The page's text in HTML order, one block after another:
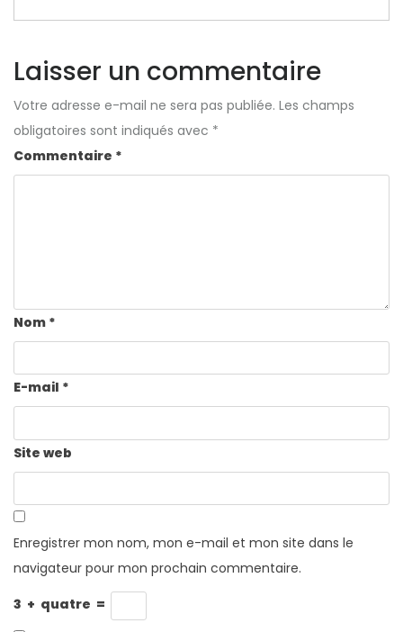
Laisser un commentaire
Votre adresse e-mail ne sera pas publiée. Les champs
obligatoires sont indiqués avec *
Commentaire *
Nom *
E-mail *
Site web
Enregistrer mon nom, mon e-mail et mon site dans le
navigateur pour mon prochain commentaire.
3 + quatre =